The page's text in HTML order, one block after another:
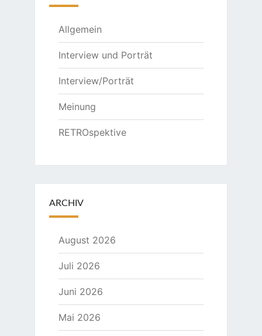
Allgemein
Interview und Porträt
Interview/Porträt
Meinung
RETROspektive
ARCHIV
August 2026
Juli 2026
Juni 2026
Mai 2026